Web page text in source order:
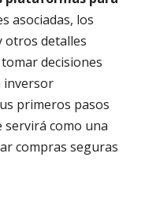
asociadas, los
otros detalles
decisiones
inversor
primeros pasos
como una
compras seguras